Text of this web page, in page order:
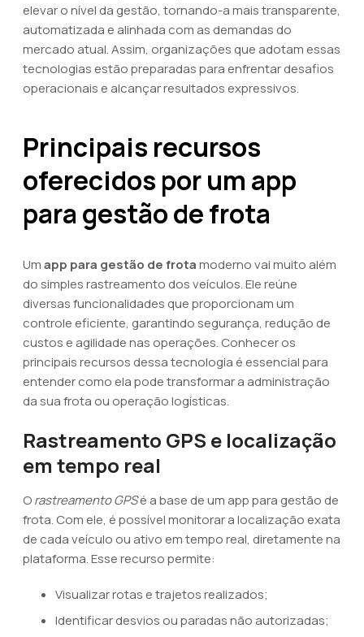
elevar o nível da gestão, tornando-a mais transparente,
automatizada e alinhada com as demandas do
mercado atual. Assim, organizações que adotam essas
tecnologias estão preparadas para enfrentar desafios
operacionais e alcançar resultados expressivos.
Principais recursos
oferecidos por um app
para gestão de frota
Umapp para gestão de frotamoderno vai muito além
do simples rastreamento dos veículos. Ele reúne
diversas funcionalidades que proporcionam um
controle eficiente, garantindo segurança, redução de
custos e agilidade nas operações. Conhecer os
principais recursos dessa tecnologia é essencial para
entender como ela pode transformar a administração
da sua frota ou operação logísticas.
Rastreamento GPS e localização
em tempo real
Orastreamento GPSé a base de um app para gestão de
frota. Com ele, é possível monitorar a localização exata
de cada veículo ou ativo em tempo real, diretamente na
plataforma. Esse recurso permite:
Visualizar rotas e trajetos realizados;
Identificar desvios ou paradas não autorizadas;